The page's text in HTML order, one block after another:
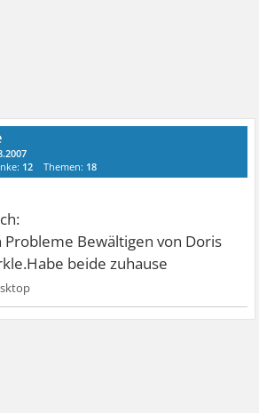
12 Themen: 18
Bewältigen von Doris
beide zuhause